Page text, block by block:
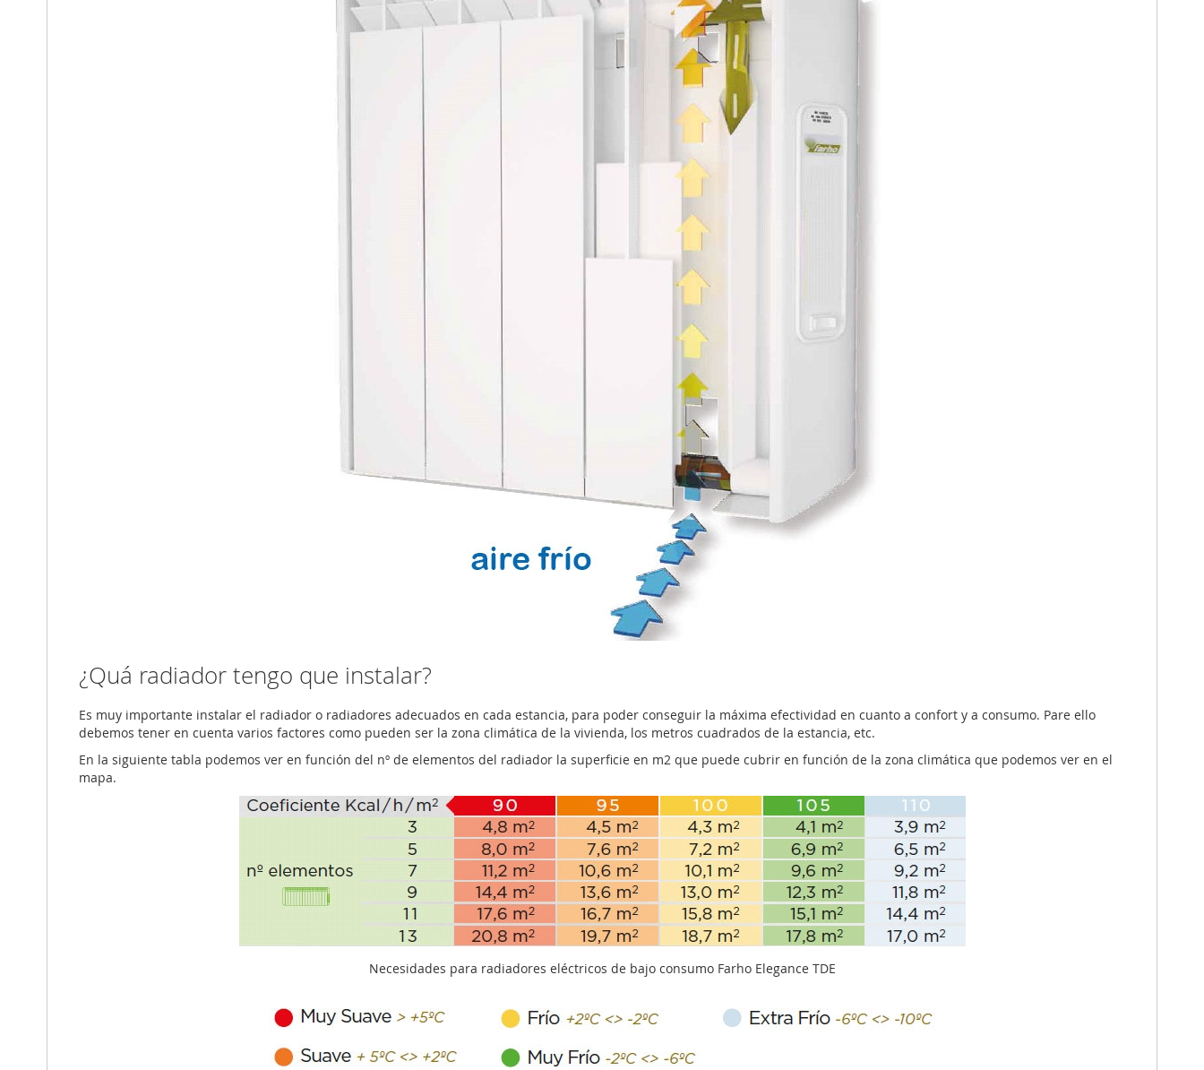
¿Quá radiador tengo que instalar?
Es muy importante instalar el radiador o radiadores adecuados en cada estancia, para poder conseguir la máxima efectividad en cuanto a confort y a consumo. Pare ello
debemos tener en cuenta varios factores como pueden ser la zona climática de la vivienda, los metros cuadrados de la estancia, etc.
En la siguiente tabla podemos ver en función del nº de elementos del radiador la superficie en m2 que puede cubrir en función de la zona climática que podemos ver en el
mapa.
Necesidades para radiadores eléctricos de bajo consumo Farho Elegance TDE